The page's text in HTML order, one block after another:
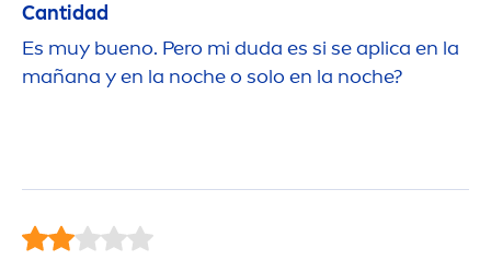
Cantidad
Es muy bueno. Pero mi duda es si se aplica en la
mañana y en la noche o solo en la noche?